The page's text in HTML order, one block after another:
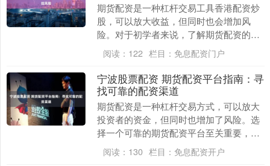
期货配资是一种杠杆交易工具香港配资炒
股，可以放大收益，但同时也会增加风
险。对于初学者来说，了解期货配资的原
理和风险至关重要。 * **放大收益：**通过
杠杆作用....
阅读： 122 栏目： 免息配资门户
宁波股票配资 期货配资平台指南：寻
找可靠的配资渠道
期货配资是一种杠杆交易方式，可以放大
投资者的资金，但同时也增加了风险。选
择一个可靠的期货配资平台至关重要，以
确保资金安全和交易顺利。 期货配资虽然
能够放大收益，....
阅读： 130 栏目： 免息配资开户